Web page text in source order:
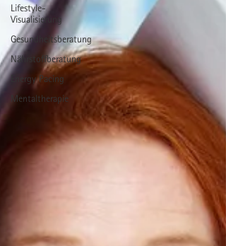
Lifestyle-
Visualisierung
Gesundheitsberatung
Nährstoffberatung
Energy Pacing
Mentaltherapie